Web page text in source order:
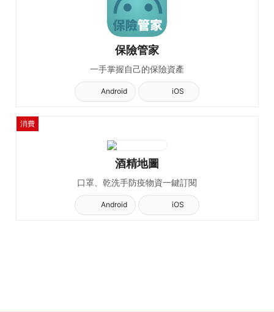
保險管家
一手掌握自己的保險資產
Android iOS
消費
酒精地圖
口罩、乾洗手防疫物資一鍵訂閱
Android iOS